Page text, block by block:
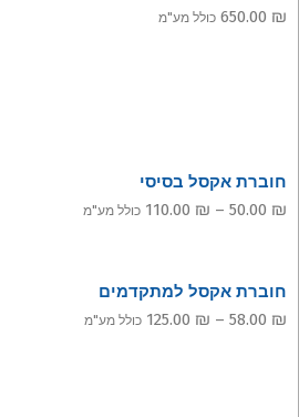
650.00 ₪ כולל מע"מ
חוברת אקסל בסיסי
50.00 ₪
–
110.00 ₪
טווח
עד
כולל מע"מ
חוברת אקסל למתקדמים
58.00 ₪
–
125.00 ₪
טווח
כולל מע"מ